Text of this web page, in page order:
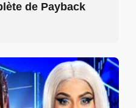
de Payback